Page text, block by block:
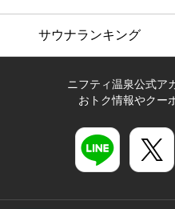
サウナランキング
ニフティ温泉公式ア
おトク情報やクー